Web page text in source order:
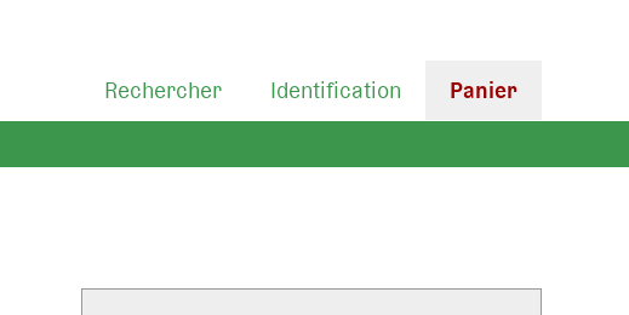
Panier
Identification
Rechercher